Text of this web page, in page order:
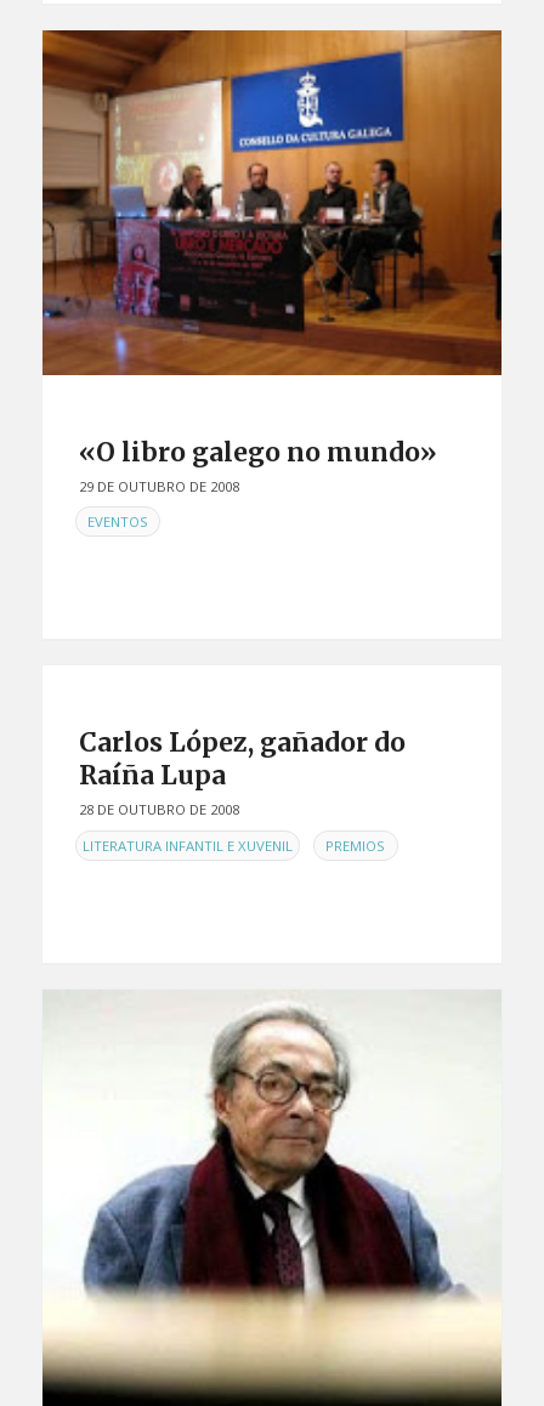
«O libro galego no mundo»
29 DE OUTUBRO DE 2008
EN EVENTOS
Carlos López, gañador do
Raíña Lupa
28 DE OUTUBRO DE 2008
ENLITERATURA INFANTIL E XUVENIL , PREMIOS